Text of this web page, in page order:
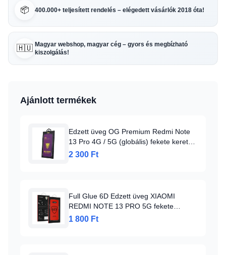
📦 400.000+ teljesített rendelés – elégedett vásárlók 2018 óta!
🇭🇺 Magyar webshop, magyar cég – gyors és megbízható
kiszolgálás!
Ajánlott termékek
Edzett üveg OG Premium Redmi Note
13 Pro 4G / 5G (globális) fekete keret
üvegfólia
2 300 Ft
Full Glue 6D Edzett üveg XIAOMI
REDMI NOTE 13 PRO 5G fekete
üvegfólia
1 800 Ft